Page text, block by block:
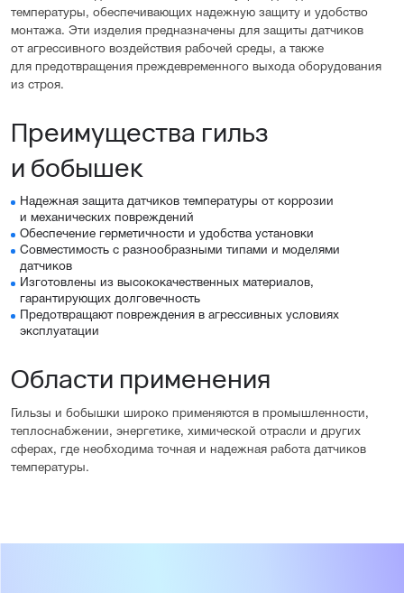
температуры, обеспечивающих надежную защиту и удобство
монтажа. Эти изделия предназначены для защиты датчиков
от агрессивного воздействия рабочей среды, а также
для предотвращения преждевременного выхода оборудования
из строя.
Преимущества гильз
и бобышек
Надежная защита датчиков температуры от коррозии
и механических повреждений
Обеспечение герметичности и удобства установки
Совместимость с разнообразными типами и моделями
датчиков
Изготовлены из высококачественных материалов,
гарантирующих долговечность
Предотвращают повреждения в агрессивных условиях
эксплуатации
Области применения
Гильзы и бобышки широко применяются в промышленности,
теплоснабжении, энергетике, химической отрасли и других
сферах, где необходима точная и надежная работа датчиков
температуры.